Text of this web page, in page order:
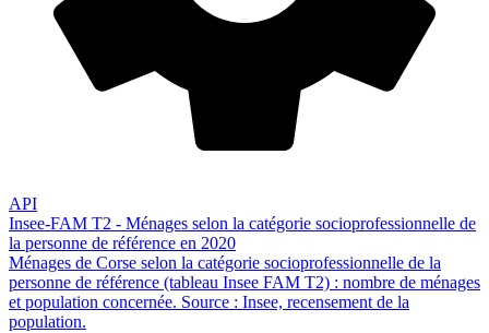
API
Insee-FAM T2 - Ménages selon la catégorie socioprofessionnelle de
la personne de référence en 2020
Ménages de Corse selon la catégorie socioprofessionnelle de la
personne de référence (tableau Insee FAM T2) : nombre de ménages
et population concernée. Source : Insee, recensement de la
population.